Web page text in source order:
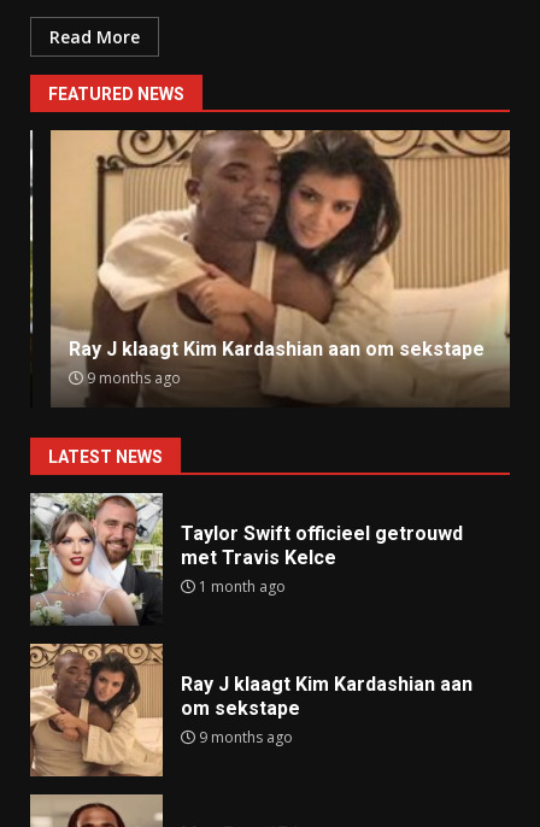
Read More
FEATURED NEWS
Ray J klaagt Kim Kardashian aan om sekstape
9 months ago
LATEST NEWS
Taylor Swift officieel getrouwd
met Travis Kelce
1 month ago
Ray J klaagt Kim Kardashian aan
om sekstape
9 months ago